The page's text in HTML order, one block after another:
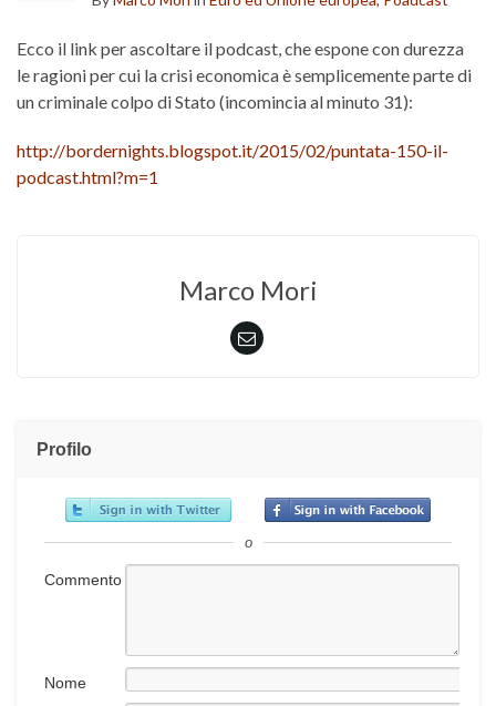
Ecco il link per ascoltare il podcast, che espone con durezza
le ragioni per cui la crisi economica è semplicemente parte di
un criminale colpo di Stato (incomincia al minuto 31):
http://bordernights.blogspot.it/2015/02/puntata-150-il-
podcast.html?m=1
Marco Mori
Profilo
o
Commento
Nome